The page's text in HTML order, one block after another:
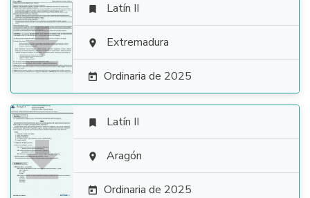

 Latín II
 Extremadura
 Ordinaria de 2025

 Latín II
 Aragón
 Ordinaria de 2025